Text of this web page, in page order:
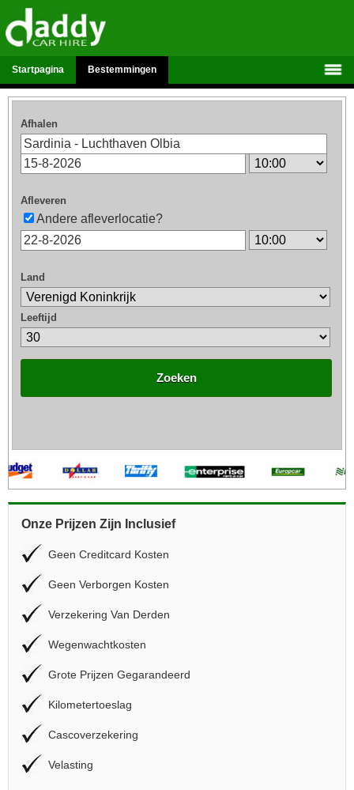
Startpagina Bestemmingen
Afhalen
Afleveren
Andere afleverlocatie?
Land
Leeftijd
Zoeken
Onze Prijzen Zijn Inclusief
Geen Creditcard Kosten
Geen Verborgen Kosten
Verzekering Van Derden
Wegenwachtkosten
Grote Prijzen Gegarandeerd
Kilometertoeslag
Cascoverzekering
Velasting